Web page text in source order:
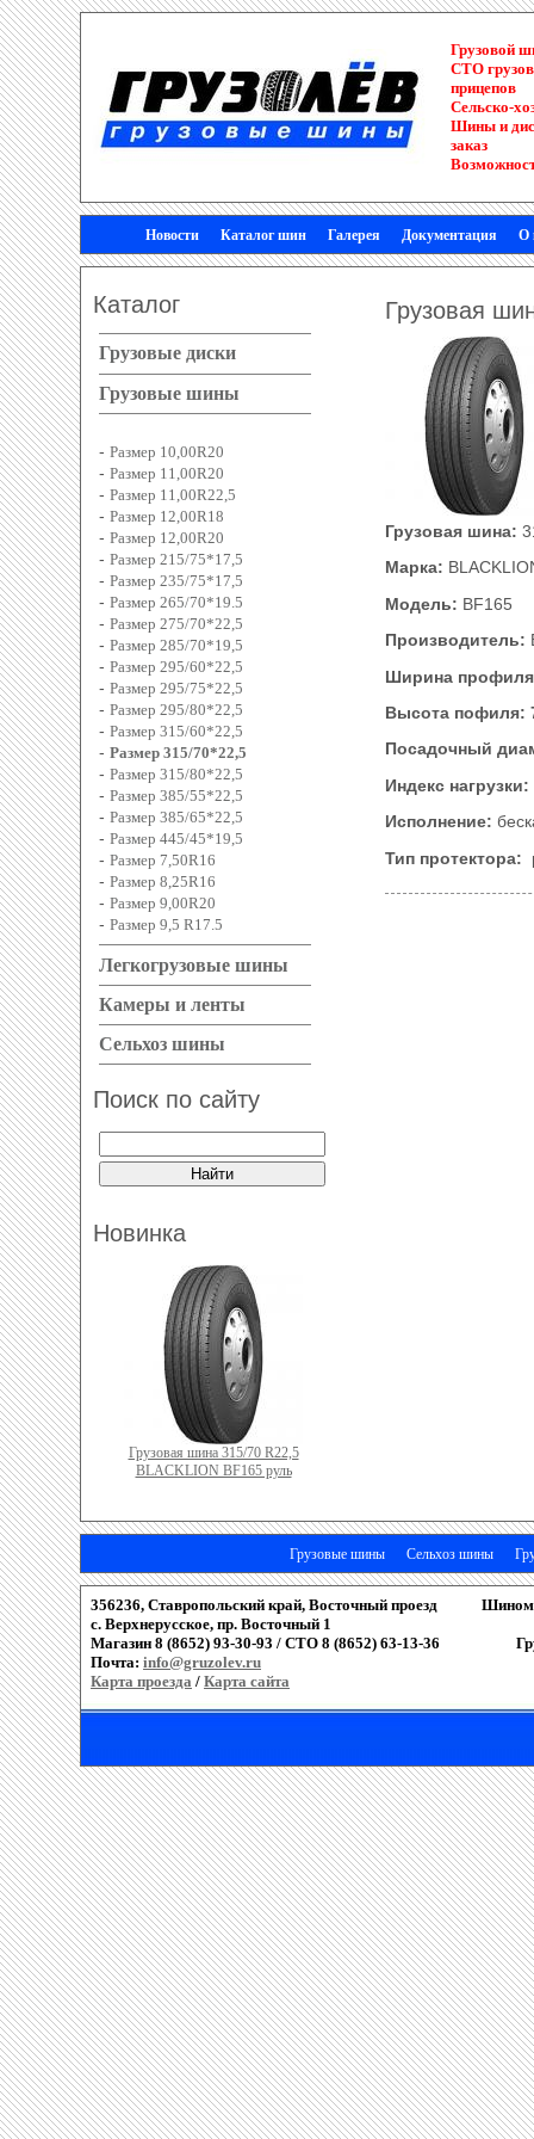
Грузовой
СТО
прицепов
Сельско-
Шины и
заказ
Новости Каталог шин Галерея Документация О
Каталог
Грузовые диски
Грузовые шины
- Размер 10,00R20
- Размер 11,00R20
- Размер 11,00R22,5
- Размер 12,00R18
- Размер 12,00R20
- Размер 215/75*17,5
- Размер 235/75*17,5
- Размер 265/70*19.5
- Размер 275/70*22,5
- Размер 285/70*19,5
- Размер 295/60*22,5
- Размер 295/75*22,5
- Размер 295/80*22,5
- Размер 315/60*22,5
- Размер 315/70*22,5
- Размер 315/80*22,5
- Размер 385/55*22,5
- Размер 385/65*22,5
- Размер 445/45*19,5
- Размер 7,50R16
- Размер 8,25R16
- Размер 9,00R20
- Размер 9,5 R17.5
Легкогрузовые шины
Камеры и ленты
Сельхоз шины
Поиск по сайту
Новинка
Грузовая шина 315/70 R22,5
BLACKLION BF165 руль
Грузовая
Грузовая шина:
Марка:
Модель: BF165
Производитель:
Ширина
Высота пофиля:
Посадочный
Индекс нагрузки:
Исполнение:
Тип протектора:
Грузовые шины Сельхоз шины
356236, Ставропольский край, Восточный проезд
c. Верхнерусское, пр. Восточный 1
Магазин 8 (8652) 93-30-93 / СТО 8 (8652) 63-13-36
Почта: info@gruzolev.ru
Карта проезда / Карта сайта